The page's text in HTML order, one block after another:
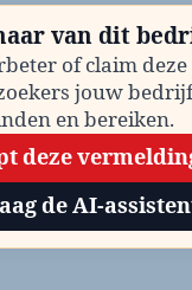
en
van dit
of claim
jouw bedrijf
en bereiken.
deze
de AI-